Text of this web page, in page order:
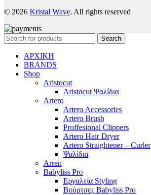
© 2026 Kristal Wave. All rights reserved
Search
ΑΡΧΙΚΗ
BRANDS
Shop
Aristocut
Aristocut Ψαλίδια
Artero
Artero Accessories
Artero Brush
Proffesional Clippers
Artero Hair Dryer
Artero Straightener – Curler
Ψαλίδια
Arren
Babyliss Pro
Εργαλεία Styling
Βούρτσες Babyliss Pro